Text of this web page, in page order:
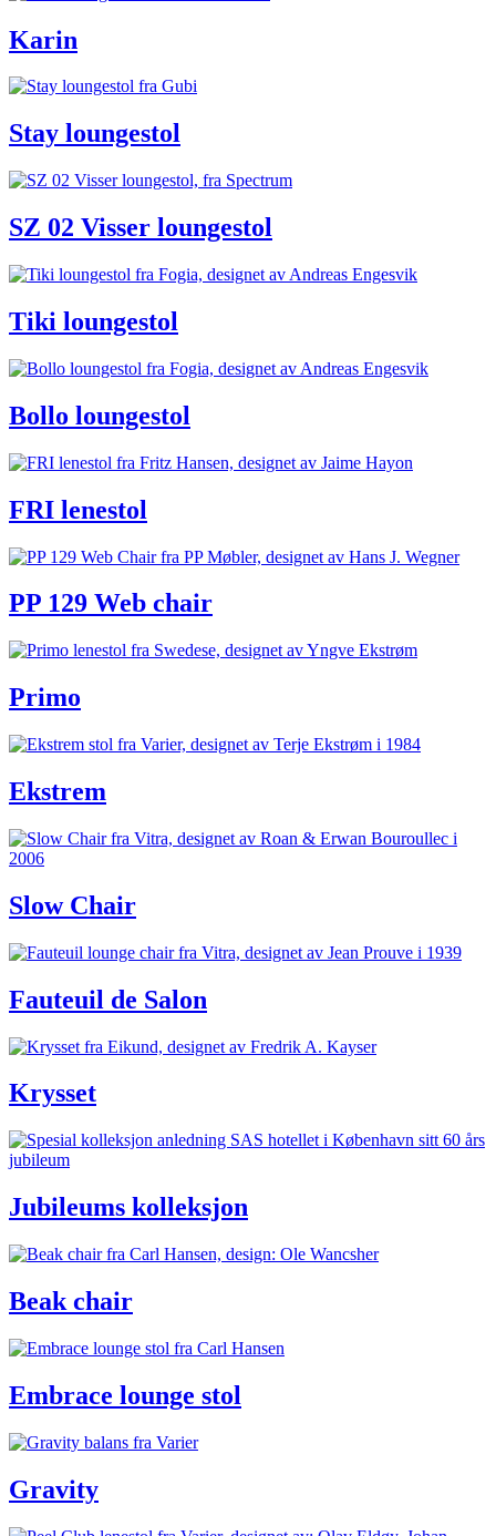
Karin
Stay loungestol
SZ 02 Visser loungestol
Tiki loungestol
Bollo loungestol
FRI lenestol
PP 129 Web chair
Primo
Ekstrem
Slow Chair
Fauteuil de Salon
Krysset
Jubileums kolleksjon
Beak chair
Embrace lounge stol
Gravity